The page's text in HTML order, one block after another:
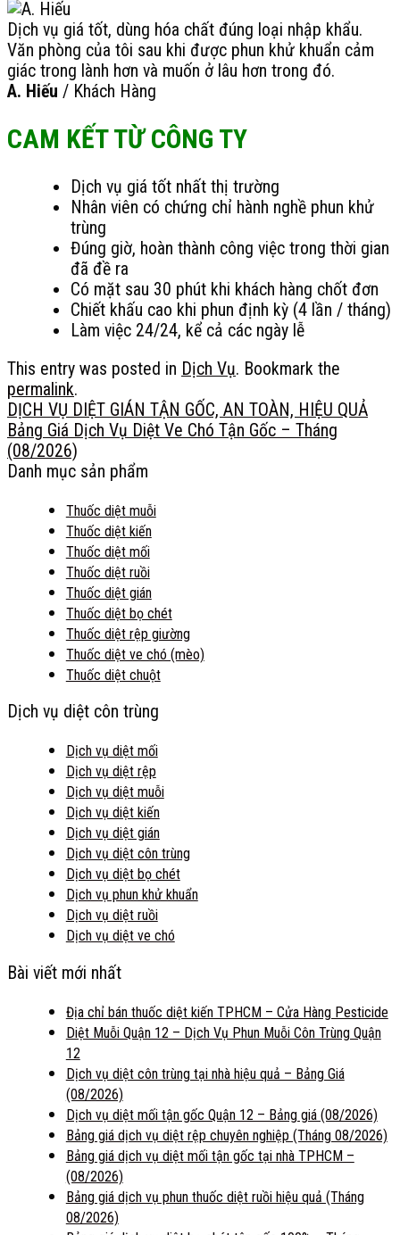
Dịch vụ giá tốt, dùng hóa chất đúng loại nhập khẩu.
Văn phòng của tôi sau khi được phun khử khuẩn cảm
giác trong lành hơn và muốn ở lâu hơn trong đó.
A. Hiếu / Khách Hàng
CAM KẾT TỪ CÔNG TY
Dịch vụ giá tốt nhất thị trường
Nhân viên có chứng chỉ hành nghề phun khử
trùng
Đúng giờ, hoàn thành công việc trong thời gian
đã đề ra
Có mặt sau 30 phút khi khách hàng chốt đơn
Chiết khấu cao khi phun định kỳ (4 lần / tháng)
Làm việc 24/24, kể cả các ngày lễ
This entry was posted in Dịch Vụ. Bookmark the
permalink.
DỊCH VỤ DIỆT GIÁN TẬN GỐC, AN TOÀN, HIỆU QUẢ
Bảng Giá Dịch Vụ Diệt Ve Chó Tận Gốc – Tháng
(08/2026)
Danh mục sản phẩm
Thuốc diệt muỗi
Thuốc diệt kiến
Thuốc diệt mối
Thuốc diệt ruồi
Thuốc diệt gián
Thuốc diệt bọ chét
Thuốc diệt rệp giường
Thuốc diệt ve chó (mèo)
Thuốc diệt chuột
Dịch vụ diệt côn trùng
Dịch vụ diệt mối
Dịch vụ diệt rệp
Dịch vụ diệt muỗi
Dịch vụ diệt kiến
Dịch vụ diệt gián
Dịch vụ diệt côn trùng
Dịch vụ diệt bọ chét
Dịch vụ phun khử khuẩn
Dịch vụ diệt ruồi
Dịch vụ diệt ve chó
Bài viết mới nhất
Địa chỉ bán thuốc diệt kiến TPHCM – Cửa Hàng Pesticide
Diệt Muỗi Quận 12 – Dịch Vụ Phun Muỗi Côn Trùng Quận
12
Dịch vụ diệt côn trùng tại nhà hiệu quả – Bảng Giá
(08/2026)
Dịch vụ diệt mối tận gốc Quận 12 – Bảng giá (08/2026)
Bảng giá dịch vụ diệt rệp chuyên nghiệp (Tháng 08/2026)
Bảng giá dịch vụ diệt mối tận gốc tại nhà TPHCM –
(08/2026)
Bảng giá dịch vụ phun thuốc diệt ruồi hiệu quả (Tháng
08/2026)